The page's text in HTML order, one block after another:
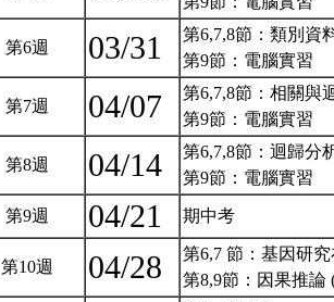
第6週 03/31
第6,7,8節：類別資
第9節：電腦實習
第7週 04/07
第6,7,8節：相關與
第9節：電腦實習
第8週 04/14
第6,7,8節：迴歸分
第9節：電腦實習
第9週 04/21 期中考
第10週 04/28
第6,7 節：基因研
第8,9節：因果推